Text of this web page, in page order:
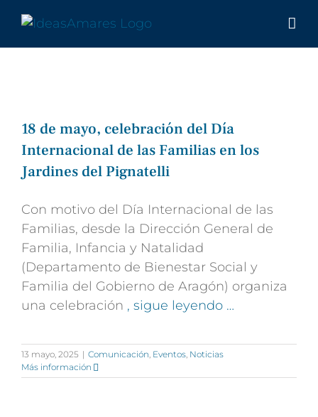
contenido
18 de mayo, celebración del Día
Internacional de las Familias en los
Jardines del Pignatelli
Con motivo del Día Internacional de las
Familias, desde la Dirección General de
Familia, Infancia y Natalidad
(Departamento de Bienestar Social y
Familia del Gobierno de Aragón) organiza
una celebración , sigue leyendo …
13 mayo, 2025 | Comunicación, Eventos, Noticias
Más información